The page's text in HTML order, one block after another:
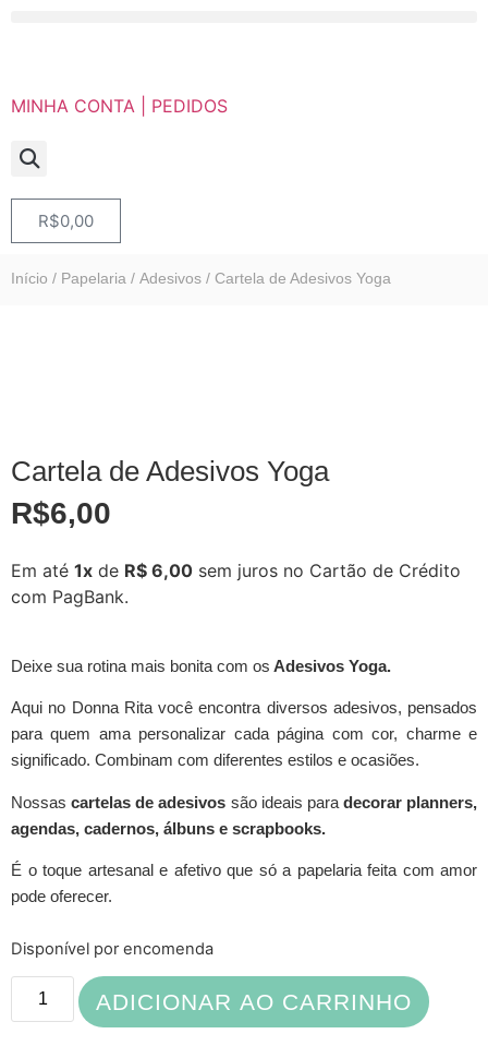
MINHA CONTA | PEDIDOS
R$0,00
Início / Papelaria / Adesivos / Cartela de Adesivos Yoga
Cartela de Adesivos Yoga
R$6,00
Em até 1x de R$ 6,00 sem juros no Cartão de Crédito
com PagBank.
Deixe sua rotina mais bonita com os Adesivos Yoga.
Aqui no Donna Rita você encontra diversos adesivos, pensados
para quem ama personalizar cada página com cor, charme e
significado. Combinam com diferentes estilos e ocasiões.
Nossascartelas de adesivos são ideais para decorar planners,
agendas, cadernos, álbuns e scrapbooks.
É o toque artesanal e afetivo que só a papelaria feita com amor
pode oferecer.
Disponível por encomenda
ADICIONAR AO CARRINHO